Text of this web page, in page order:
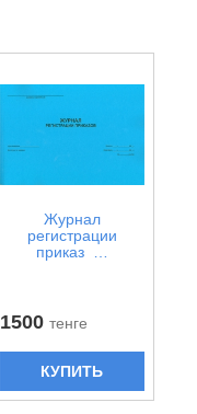
Журнал
регистрации
приказ …
1500 тенге
КУПИТЬ